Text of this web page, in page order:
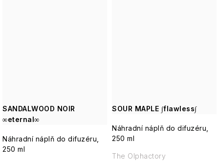
SANDALWOOD NOIR
∞eternal∞
Náhradní náplň do difuzéru,
250 ml
SOUR MAPLE ∫flawless∫
Náhradní náplň do difuzéru,
250 ml
The Olphactory